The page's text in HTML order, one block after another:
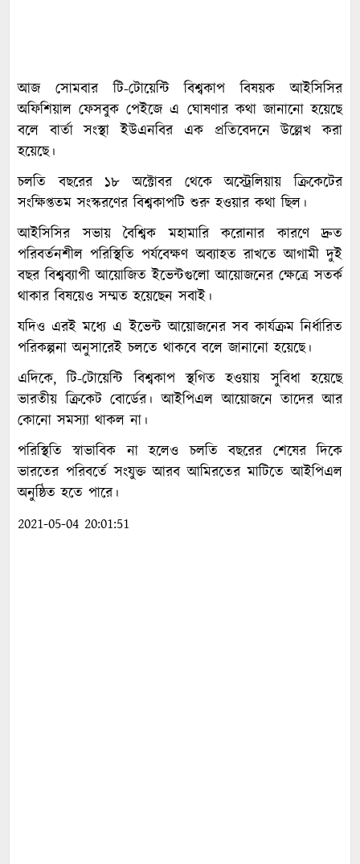
আজ সোমবার টি-টোয়েন্টি বিশ্বকাপ বিষয়ক আইসিসির
অফিশিয়াল ফেসবুক পেইজে এ ঘোষণার কথা জানানো হয়েছে
বলে বার্তা সংস্থা ইউএনবির এক প্রতিবেদনে উল্লেখ করা
হয়েছে।
চলতি বছরের ১৮ অক্টোবর থেকে অস্ট্রেলিয়ায় ক্রিকেটের
সংক্ষিপ্ততম সংস্করণের বিশ্বকাপটি শুরু হওয়ার কথা ছিল।
আইসিসির সভায় বৈশ্বিক মহামারি করোনার কারণে দ্রুত
পরিবর্তনশীল পরিস্থিতি পর্যবেক্ষণ অব্যাহত রাখতে আগামী দুই
বছর বিশ্বব্যাপী আয়োজিত ইভেন্টগুলো আয়োজনের ক্ষেত্রে সতর্ক
থাকার বিষয়েও সম্মত হয়েছেন সবাই।
যদিও এরই মধ্যে এ ইভেন্ট আয়োজনের সব কার্যক্রম নির্ধারিত
পরিকল্পনা অনুসারেই চলতে থাকবে বলে জানানো হয়েছে।
এদিকে, টি-টোয়েন্টি বিশ্বকাপ স্থগিত হওয়ায় সুবিধা হয়েছে
ভারতীয় ক্রিকেট বোর্ডের। আইপিএল আয়োজনে তাদের আর
কোনো সমস্যা থাকল না।
পরিস্থিতি স্বাভাবিক না হলেও চলতি বছরের শেষের দিকে
ভারতের পরিবর্তে সংযুক্ত আরব আমিরতের মাটিতে আইপিএল
অনুষ্ঠিত হতে পারে।
2021-05-04 20:01:51